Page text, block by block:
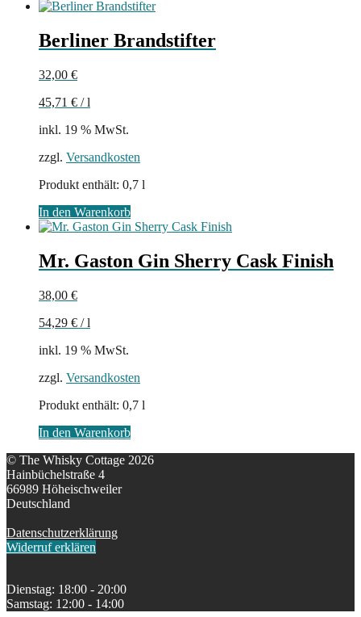
Berliner Brandstifter
32,00 €
45,71 € /l
inkl. 19 % MwSt.
zzgl. Versandkosten
Produkt enthält: 0,7 l
In den Warenkorb
Mr. Gaston Gin Sherry Cask Finish
38,00 €
54,29 € /l
inkl. 19 % MwSt.
zzgl. Versandkosten
Produkt enthält: 0,7 l
In den Warenkorb
© The Whisky Cottage 2026
Hainbüchelstraße 4
66989 Höheischweiler
Deutschland
Datenschutzerklärung
Widerruf erklären
Dienstag: 18:00 - 20:00
Samstag: 12:00 - 14:00